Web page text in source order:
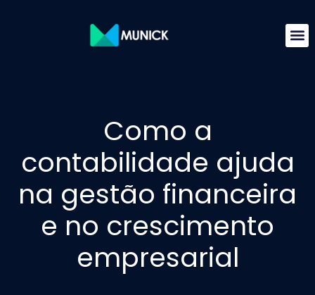
Como a
contabilidade ajuda
na gestão financeira
e no crescimento
empresarial